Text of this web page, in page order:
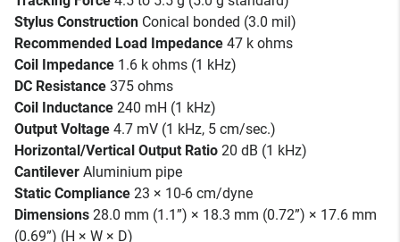
Stylus Construction Conical bonded (3.0 mil)
Recommended Load Impedance 47 k ohms
Coil Impedance 1.6 k ohms (1 kHz)
DC Resistance 375 ohms
Coil Inductance 240 mH (1 kHz)
Output Voltage 4.7 mV (1 kHz, 5 cm/sec.)
Horizontal/Vertical Output Ratio 20 dB (1 kHz)
Cantilever Aluminium pipe
Static Compliance 23 × 10-6 cm/dyne
Dimensions 28.0 mm (1.1”) × 18.3 mm (0.72”) × 17.6 mm
(0.69”) (H × W × D)